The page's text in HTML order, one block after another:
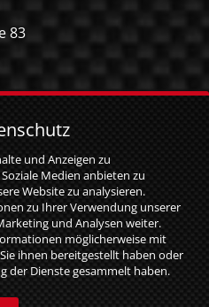
83
und Anzeigen zu
Medien anbieten zu
Website zu analysieren.
zu Ihrer Verwendung unserer
und Analysen weiter.
möglicherweise mit
ihnen bereitgestellt haben oder
der Dienste gesammelt haben.